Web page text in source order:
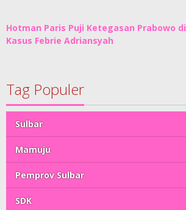
Hotman Paris Puji Ketegasan Prabowo di
Kasus Febrie Adriansyah
Tag Populer
Sulbar
Mamuju
Pemprov Sulbar
SDK